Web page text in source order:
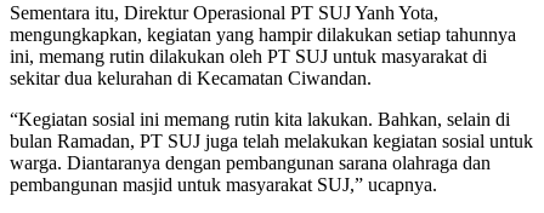
Sementara itu, Direktur Operasional PT SUJ Yanh Yota,
mengungkapkan, kegiatan yang hampir dilakukan setiap tahunnya
ini, memang rutin dilakukan oleh PT SUJ untuk masyarakat di
sekitar dua kelurahan di Kecamatan Ciwandan.
“Kegiatan sosial ini memang rutin kita lakukan. Bahkan, selain di
bulan Ramadan, PT SUJ juga telah melakukan kegiatan sosial untuk
warga. Diantaranya dengan pembangunan sarana olahraga dan
pembangunan masjid untuk masyarakat SUJ,” ucapnya.